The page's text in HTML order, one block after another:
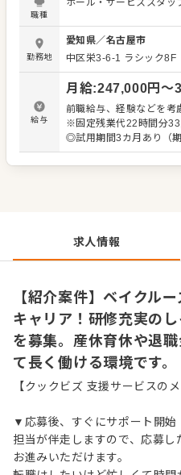
ゆくゆくは店長として、
す。入社後はOJTに加え
ップ体制を整えているた
てスタートできます。 母体はアパレルを中心に飲食やイン
テリアなど多様な事業を
す。「常に時代に沿った
の期待に応え続ける」と
値を届ける仲間を歓迎します。 ＜おすすめポ
金制度や産休・育休の取
か、アパレルの枠を超え
らこそ、将来的に豊富
職種
ホール・サービススタッ
勤務地
愛知県／名古屋市
中区栄3-6-1 ラシック8F
給与
月給:247,000円〜
前職給与、経験などを考
※固定残業代22時間分
◎試用期間3カ月あり（期間中
員）月給25.3万円＋賞
万円＋賞与/年収440万
求人情報
【紹介案件】ベイクル
キャリア！研修充実の
を募集。産休育休や退
て長く働ける環境です。
【クックビズ 支援サービスの
▼応募後、すぐにサポート開始
担当が伴走しますので、応募
お進みいただけます。